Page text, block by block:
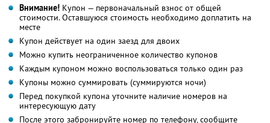
Внимание! Купон — первоначальный взнос от общей
стоимости. Оставшуюся стоимость необходимо доплатить на
месте
Купон действует на один заезд для двоих
Можно купить неограниченное количество купонов
Каждым купоном можно воспользоваться только один раз
Купоны можно суммировать (суммируются ночи)
Перед покупкой купона уточните наличие номеров на
интересующую дату
После этого забронируйте номер по телефону, сообщите